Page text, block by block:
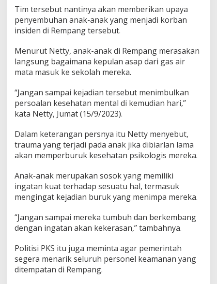
A
n
a
k
a
a
k
i
R
e
m
a
n
g
n
E
v
l
u
a
i
P
e
n
Tim tersebut nantinya akan memberikan upaya
penyembuhan anak-anak yang menjadi korban
insiden di Rempang tersebut.
Menurut Netty, anak-anak di Rempang merasakan
langsung bagaimana kepulan asap dari gas air
mata masuk ke sekolah mereka.
“Jangan sampai kejadian tersebut menimbulkan
persoalan kesehatan mental di kemudian hari,”
kata Netty, Jumat (15/9/2023).
Dalam keterangan persnya itu Netty menyebut,
trauma yang terjadi pada anak jika dibiarlan lama
akan memperburuk kesehatan psikologis mereka.
Anak-anak merupakan sosok yang memiliki
ingatan kuat terhadap sesuatu hal, termasuk
mengingat kejadian buruk yang menimpa mereka.
“Jangan sampai mereka tumbuh dan berkembang
dengan ingatan akan kekerasan,” tambahnya.
Politisi PKS itu juga meminta agar pemerintah
segera menarik seluruh personel keamanan yang
ditempatan di Rempang.